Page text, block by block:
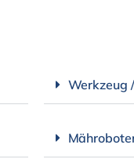
Werkzeug